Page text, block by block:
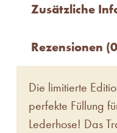
Zusätzliche
Rezensionen
Die limitierte
perfekte Füllung
Lederhose! Das